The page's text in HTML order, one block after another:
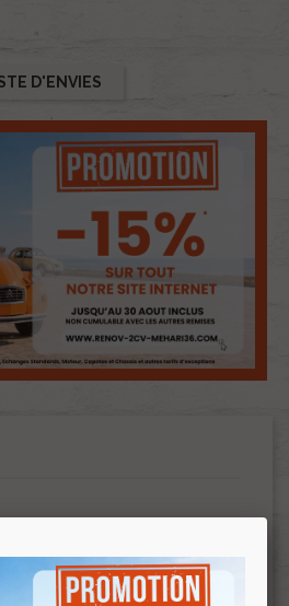
D'ENVIES
suite congé, bourse etc…).